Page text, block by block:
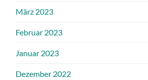
März 2023
Februar 2023
Januar 2023
Dezember 2022